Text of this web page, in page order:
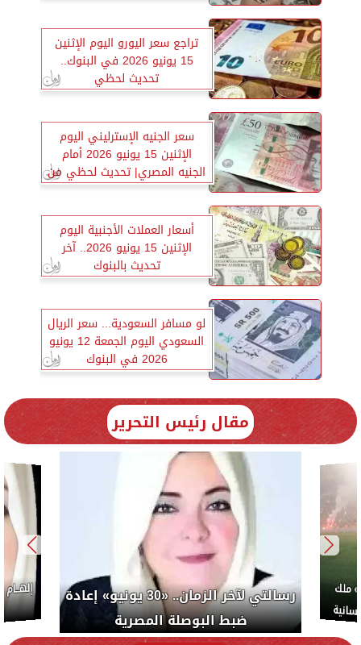
تراجع سعر اليورو اليوم الإثنين
15 يونيو 2026 في البنوك..
تحديث لحظي
سعر الجنيه الإسترليني اليوم
الإثنين 15 يونيو 2026 أمام
الجنيه المصري| تحديث لحظي من
جميع البنوك
أسعار العملات الأجنبية اليوم
الإثنين 15 يونيو 2026.. آخر
تحديث بالبنوك
لو مسافر السعودية... سعر الريال
السعودي اليوم الجمعة 12 يونيو
2026 في البنوك
مقال رئيس التحرير
إلهام شرشر تكتب: «صلاح» ملك
المحبة.. رسول السلام والإنسانية
كورة..